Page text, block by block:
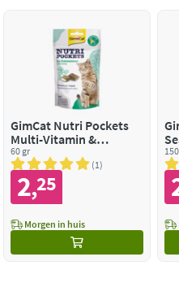
GimCat Nutri Pockets
Multi-Vitamin &
Kattenkruid
60 gr
1
2,25
Morgen in huis